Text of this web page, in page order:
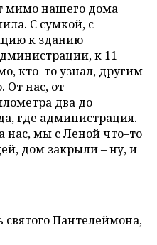
мимо нашего дома
С сумкой, с
к зданию
к 11
кто–то узнал, другим
От нас, от
два до
где администрация.
мы с Леной что–то
дом закрыли – ну, и
святого Пантелеймона,